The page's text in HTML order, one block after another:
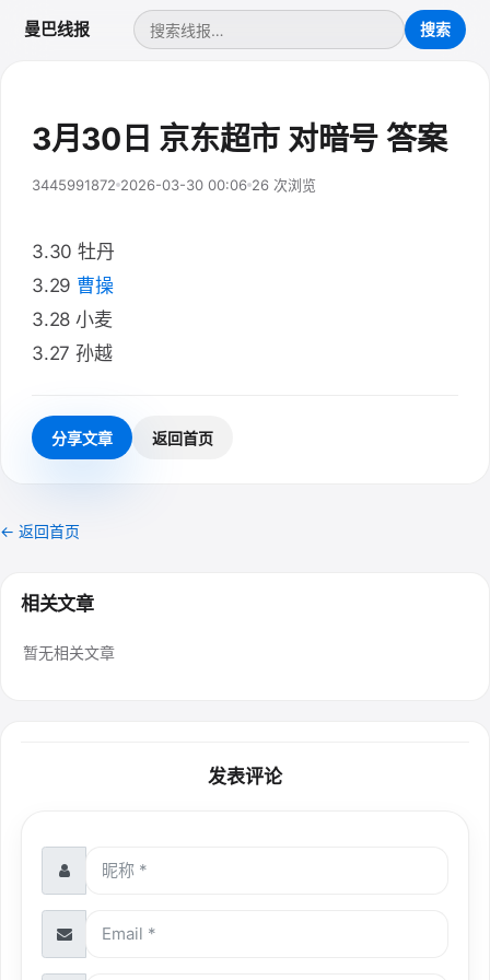
曼巴线报
3月30日 京东超市 对暗号 答案
3445991872 2026-03-30 00:06 26 次浏览
3.30 牡丹
3.29 曹操
3.28 小麦
3.27 孙越
分享文章 返回首页
← 返回首页
相关文章
暂无相关文章
发表评论